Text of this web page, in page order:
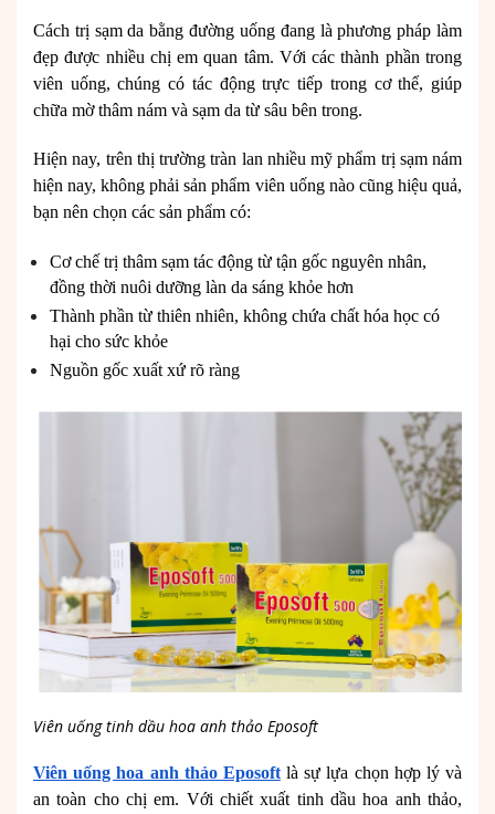
Cách trị sạm da bằng đường uống đang là phương pháp làm
đẹp được nhiều chị em quan tâm. Với các thành phần trong
viên uống, chúng có tác động trực tiếp trong cơ thể, giúp
chữa mờ thâm nám và sạm da từ sâu bên trong.
Hiện nay, trên thị trường tràn lan nhiều mỹ phẩm trị sạm nám
hiện nay, không phải sản phẩm viên uống nào cũng hiệu quả,
bạn nên chọn các sản phẩm có:
Cơ chế trị thâm sạm tác động từ tận gốc nguyên nhân,
đồng thời nuôi dưỡng làn da sáng khỏe hơn
Thành phần từ thiên nhiên, không chứa chất hóa học có
hại cho sức khỏe
Nguồn gốc xuất xứ rõ ràng
Viên uống tinh dầu hoa anh thảo Eposoft
Viên uống hoa anh thảo Eposoftlà sự lựa chọn hợp lý và
an toàn cho chị em. Với chiết xuất tinh dầu hoa anh thảo,